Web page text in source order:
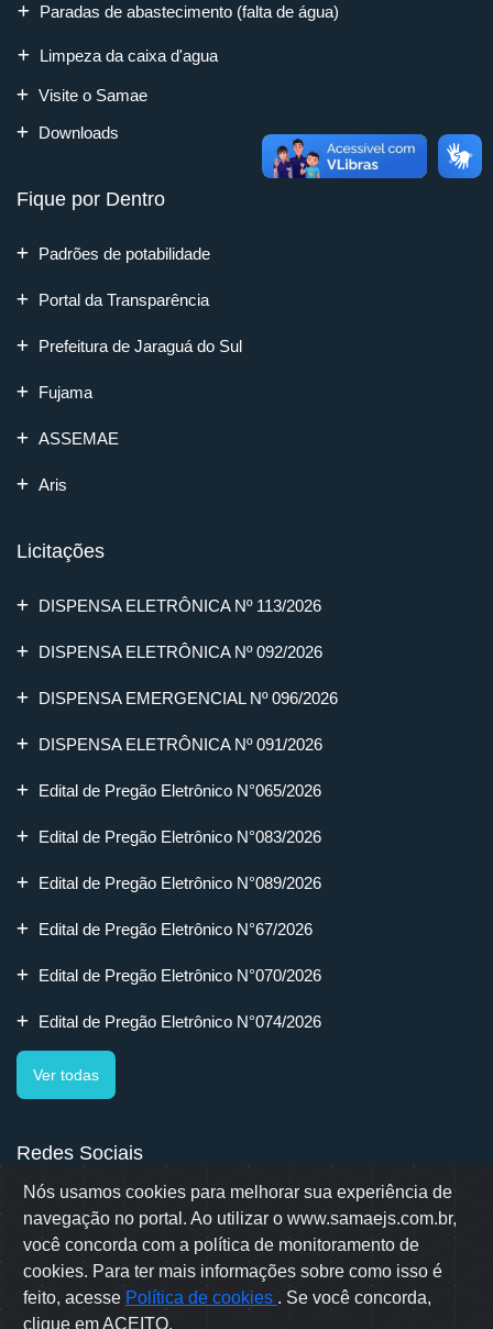
Nós usamos cookies para melhorar sua experiência de
navegação no portal. Ao utilizar o www.samaejs.com.br,
você concorda com a política de monitoramento de
cookies. Para ter mais informações sobre como isso é
feito, acesse Política de cookies . Se você concorda,
clique em ACEITO.
Paradas de abastecimento (falta de água)
Limpeza da caixa d'agua
Visite o Samae
Downloads
Fique por Dentro
Padrões de potabilidade
Portal da Transparência
Prefeitura de Jaraguá do Sul
Fujama
ASSEMAE
Aris
Licitações
DISPENSA ELETRÔNICA Nº 113/2026
DISPENSA ELETRÔNICA Nº 092/2026
DISPENSA EMERGENCIAL Nº 096/2026
DISPENSA ELETRÔNICA Nº 091/2026
Edital de Pregão Eletrônico N°065/2026
Edital de Pregão Eletrônico N°083/2026
Edital de Pregão Eletrônico N°089/2026
Edital de Pregão Eletrônico N°67/2026
Edital de Pregão Eletrônico N°070/2026
Edital de Pregão Eletrônico N°074/2026
Ver todas
Redes Sociais
Rua Erwino Menegotti, 478 - Bairro Água Verde - Jaraguá do Sul
- SC
Samae © 2022 - Todos os direitos reservados